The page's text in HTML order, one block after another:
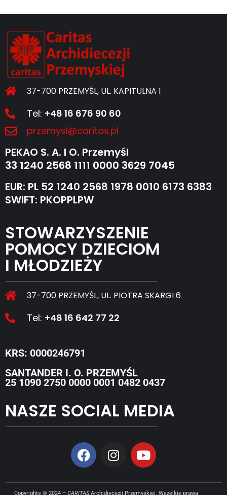
37-700 PRZEMYŚL, UL. KAPITULNA 1
Tel: +48 16 676 90 60
przemysl@caritas.pl
PEKAO S. A. I O. Przemyśl
33 1240 2568 1111 0000 3629 7045
EUR: PL 52 1240 2568 1978 0010 6173 6383
SWIFT: PKOPPLPW
STOWARZYSZENIE
POMOCY DZIECIOM
I MŁODZIEŻY
37-700 PRZEMYŚL, UL. PIOTRA SKARGI 6
Tel: +48 16 642 77 22
KRS: 0000246791
SANTANDER I. O. PRZEMYŚL
25 1090 2750 0000 0001 0482 0437
NASZE SOCIAL MEDIA
Copyrights © 2024 – CARITASArchidiecezji Przemyskiej. Wszelkie prawa